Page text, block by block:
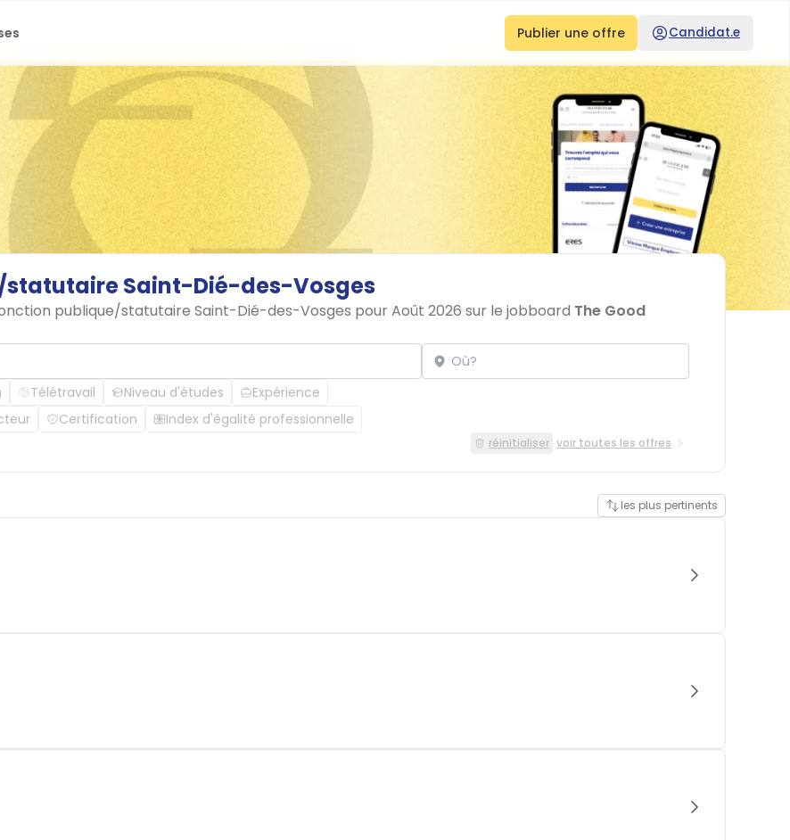
Publier une offre Candidat.e
statutaireSaint-Dié-des-Vosges
publique/statutaire Saint-Dié-des-Vosges pour Août 2026 sur le jobboard The Good
Localisation
Télétravail Niveau d'études Expérience
Certification Index d'égalité professionnelle
réinitialiser voir toutes les offres
les plus pertinents